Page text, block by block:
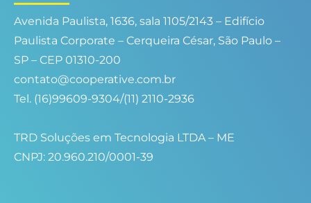
Avenida Paulista, 1636, sala 1105/2143 – Edifício
Paulista Corporate – Cerqueira César, São Paulo –
SP – CEP 01310-200
contato@cooperative.com.br
Tel. (16)99609-9304/(11) 2110-2936
TRD Soluções em Tecnologia LTDA – ME
CNPJ: 20.960.210/0001-39